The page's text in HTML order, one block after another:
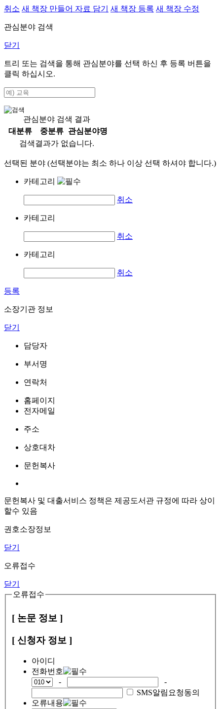
취소 새 책장 만들어 자료 담기 새 책장 등록 새 책장 수정
관심분야 검색
닫기
트리 또는 검색을 통해 관심분야를 선택 하신 후 등록 버튼을
클릭 하십시오.
관심분야 검색 결과
대분류
중분류
관심분야명
검색결과가 없습니다.
선택된 분야 (선택분야는 최소 하나 이상 선택 하셔야 합니다.)
카테고리
취소
카테고리
취소
카테고리
취소
등록
소장기관 정보
닫기
담당자
부서명
연락처
홈페이지
전자메일
주소
상호대차
문헌복사
문헌복사 및 대출서비스 정책은 제공도서관 규정에 따라 상이
할수 있음
권호소장정보
닫기
오류접수
닫기
오류접수
[ 논문 정보 ]
[ 신청자 정보 ]
아이디
전화번호
-
-
SMS알림요청동의
오류내용